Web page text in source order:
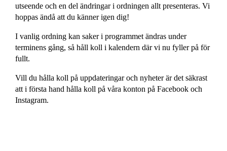
utseende och en del ändringar i ordningen allt presenteras. Vi
hoppas ändå att du känner igen dig!
I vanlig ordning kan saker i programmet ändras under
terminens gång, så håll koll i kalendern där vi nu fyller på för
fullt.
Vill du hålla koll på uppdateringar och nyheter är det säkrast
att i första hand hålla koll på våra konton på Facebook och
Instagram.